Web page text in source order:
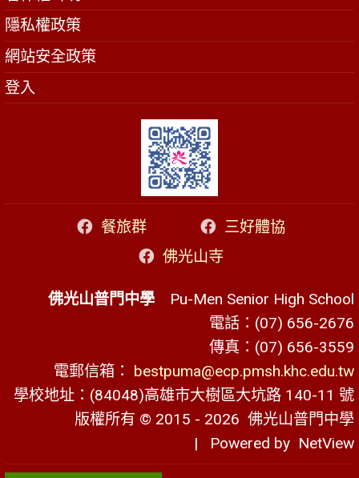
隱私權政策
網站安全政策
登入
餐旅群
三好體協
佛光山寺
佛光山普門中學 Pu-Men Senior High School
電話：(07) 656-2676
傳真：(07) 656-3559
電郵信箱： bestpuma@ecp.pmsh.khc.edu.tw
學校地址：(84048)高雄市大樹區大坑路 140-11 號
版權所有 © 2015 - 2026 佛光山普門中學
| Powered by NetView